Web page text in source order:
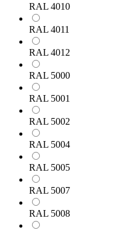
RAL 4010
RAL 4011
RAL 4012
RAL 5000
RAL 5001
RAL 5002
RAL 5004
RAL 5005
RAL 5007
RAL 5008